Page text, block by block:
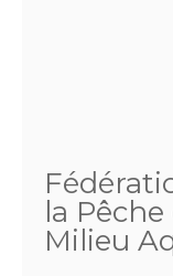
la
Milieu